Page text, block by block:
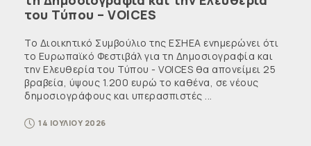
του Τύπου – VOICES
Το Διοικητικό Συμβούλιο της ΕΣΗΕΑ ενημερώνει ότι
το Ευρωπαϊκό Φεστιβάλ για τη Δημοσιογραφία και
την Ελευθερία του Τύπου - VOICES θα απονείμει 25
βραβεία, ύψους 1.200 ευρώ το καθένα, σε νέους
δημοσιογράφους και υπερασπιστές ...
14 ΙΟΥΛΙΟΥ 2026